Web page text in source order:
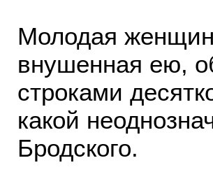
Молодая
внушенная ею,
строками
какой
Бродского.